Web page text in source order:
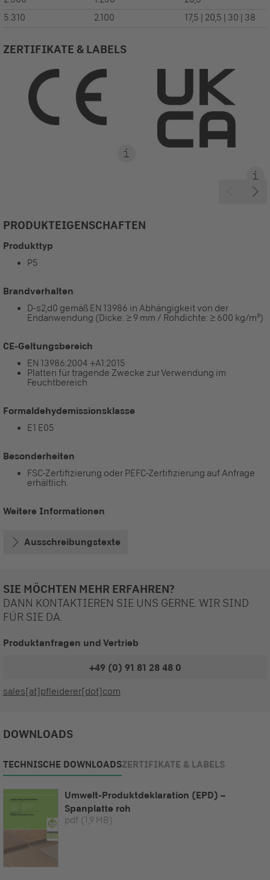
5.310
2.100 17,5 | 20,5 | 30 | 38
ZERTIFIKATE & LABELS
PRODUKTEIGENSCHAFTEN
Produkttyp
P5
Brandverhalten
D-s2,d0 gemäß EN 13986 in Abhängigkeit von der
Endanwendung (Dicke: ≥ 9 mm / Rohdichte: ≥ 600 kg/m³)
CE-Geltungsbereich
EN 13986:2004 +A1:2015
Platten für tragende Zwecke zur Verwendung im
Feuchtbereich
Formaldehydemissionsklasse
E1 E05
Besonderheiten
FSC-Zertifizierung oder PEFC-Zertifizierung auf Anfrage
erhältlich.
Weitere Informationen
Ausschreibungstexte
SIE MÖCHTEN MEHR ERFAHREN?
DANN KONTAKTIEREN SIE UNS GERNE. WIR SIND
FÜR SIE DA.
Produktanfragen und Vertrieb
+49 (0) 91 81 28 48 0
sales[at]pfleiderer[dot]com
DOWNLOADS
TECHNISCHE DOWNLOADSZERTIFIKATE & LABELS
Umwelt-Produktdeklaration (EPD) –
Spanplatte roh
pdf (1,9 MB)